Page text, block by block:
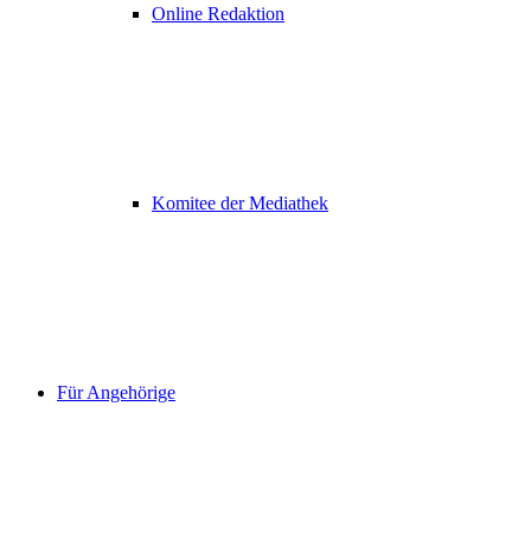
Online Redaktion
Komitee der Mediathek
Für Angehörige